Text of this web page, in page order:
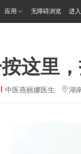
应用 无障碍浏览 进
这里
中医燕丽娜医生 湖